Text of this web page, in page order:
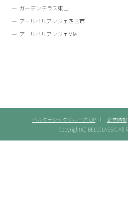
ガーデンテラス東山
アールベルアンジェ四日市
アールベルアンジェMie
ベルクラシックグループTOP 企業情報
Copyright(C) BELLCLASSIC All